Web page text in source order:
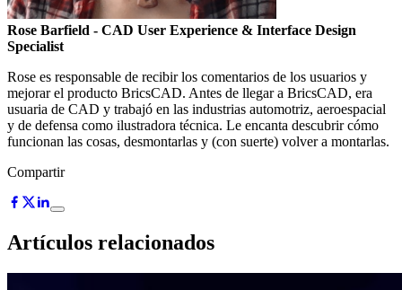
Rose Barfield - CAD User Experience & Interface Design
Specialist
Rose es responsable de recibir los comentarios de los usuarios y
mejorar el producto BricsCAD. Antes de llegar a BricsCAD, era
usuaria de CAD y trabajó en las industrias automotriz, aeroespacial
y de defensa como ilustradora técnica. Le encanta descubrir cómo
funcionan las cosas, desmontarlas y (con suerte) volver a montarlas.
Compartir
Artículos relacionados